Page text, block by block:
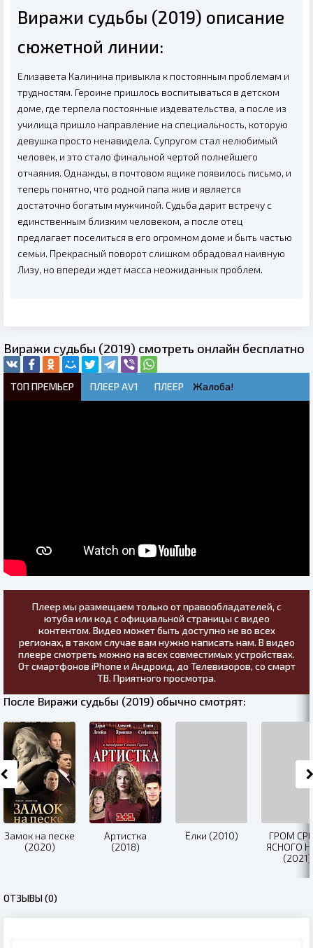
Виражи судьбы (2019) описание
сюжетной линии:
Елизавета Калинина привыкла к постоянным проблемам и
трудностям. Героине пришлось воспитываться в детском
доме, где терпела постоянные издевательства, а после из
училища пришло направление на специальность, которую
девушка просто ненавидела. Супругом стал нелюбимый
человек, и это стало финальной чертой полнейшего
отчаяния. Однажды, в почтовом ящике появилось письмо, и
теперь понятно, что родной папа жив и является
достаточно богатым мужчиной. Судьба дарит встречу с
единственным близким человеком, а после отец
предлагает поселиться в его огромном доме и быть частью
семьи. Прекрасный поворот слишком обрадовал наивную
Лизу, но впереди ждет масса неожиданных проблем.
Виражи судьбы (2019) смотреть онлайн бесплатно
ТОП ПРЕМЬЕР ПЛЕЕР AV1 ПЛЕЕР Жалоба!
Плеер мы размещаем только от правообладателей, с
ютуба или код с официальной страницы с видео
контентом. Видео может быть доступно не во всех
регионах, в таком случае вам нужно написать нам. В видео
плеере смотреть можно на всех совместимых устройствах.
От смартфонов iPhone и Андроид, до Телевизоров, со смарт
ТВ. Приятного просмотра.
После Виражи судьбы (2019) обычно смотрят:
Замок на песке
(2020)
Артистка
(2018)
Ёлки (2010)
ГРОМ
ЯСНОГО
(2021)
ОТЗЫВЫ (0)